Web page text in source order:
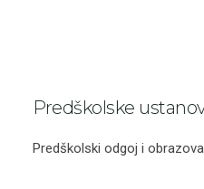
Predškolske
Predškolski odgoj i